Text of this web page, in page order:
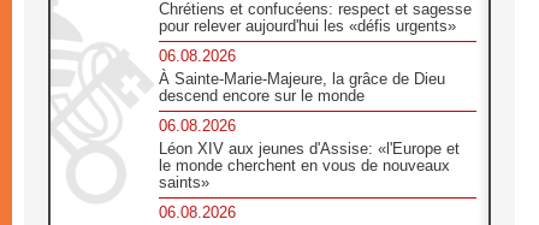
Chrétiens et confucéens: respect et sagesse
pour relever aujourd'hui les «défis urgents»
06.08.2026
À Sainte-Marie-Majeure, la grâce de Dieu
descend encore sur le monde
06.08.2026
Léon XIV aux jeunes d'Assise: «l'Europe et
le monde cherchent en vous de nouveaux
saints»
06.08.2026